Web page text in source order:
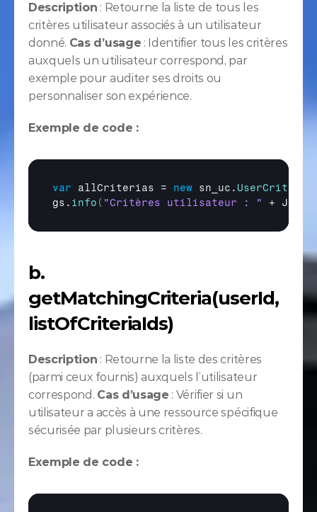
Description : Retourne la liste de tous les
critères utilisateur associés à un utilisateur
donné. Cas d’usage : Identifier tous les critères
auxquels un utilisateur correspond, par
exemple pour auditer ses droits ou
personnaliser son expérience.
Exemple de code :
var allCriterias = new sn_uc .
gs . info ( "Critères utilisateur : " + JSON
b.
getMatchingCriteria(userId,
listOfCriteriaIds)
Description : Retourne la liste des critères
(parmi ceux fournis) auxquels l’utilisateur
correspond. Cas d’usage : Vérifier si un
utilisateur a accès à une ressource spécifique
sécurisée par plusieurs critères.
Exemple de code :